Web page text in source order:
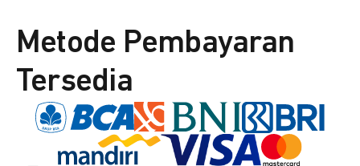
Metode Pembayaran
Tersedia